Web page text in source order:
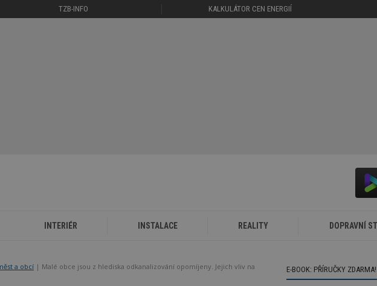
TZB-INFO KALKULÁTOR CEN ENERGIÍ
INTERIÉR INSTALACE REALITY DOPRAVNÍ
a obcí
Malé obce jsou z hlediska odkanalizování opomíjeny. Jejich vliv na
E-BOOK: PŘÍRUČKY ZDARMA!